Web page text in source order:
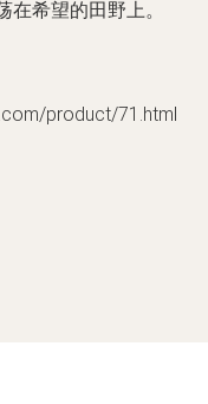
在希望的田野上。
product/71.html